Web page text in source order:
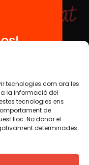
tecnologies com ara les
la informació del
tecnologies ens
de
lloc. No donar el
determinades
compartirse. Por eso